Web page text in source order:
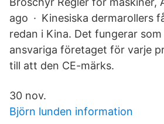
ago · Kinesiska dermarollers
redan i Kina. Det fungerar
ansvariga företaget för varje
till att den CE-märks.
30 nov.
Björn lunden information